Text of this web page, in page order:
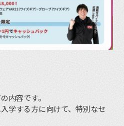
内容です。
学する方に向けて、特別なセ